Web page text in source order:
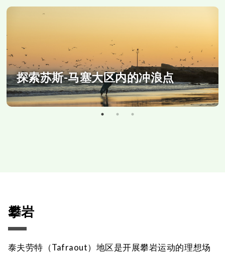
探索苏斯-马塞大区内的冲浪点
攀岩
泰夫劳特（Tafraout）地区是开展攀岩运动的理想场